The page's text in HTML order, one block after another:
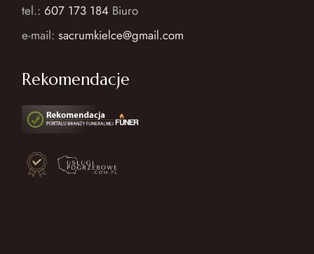
tel.: 607 173 184 Biuro
e-mail:sacrumkielce@gmail.com
Rekomendacje